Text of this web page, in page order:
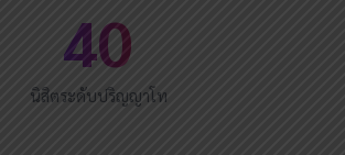
40
นิสิตระดับปริญญาโท